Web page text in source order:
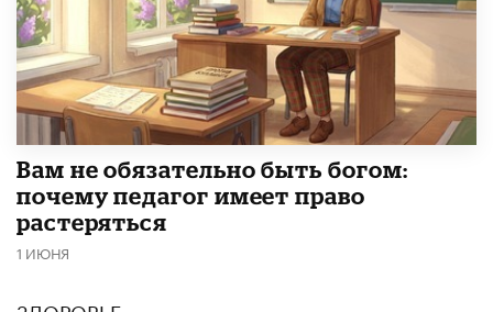
​Вам не обязательно быть богом:
почему педагог имеет право
растеряться
1 ИЮНЯ